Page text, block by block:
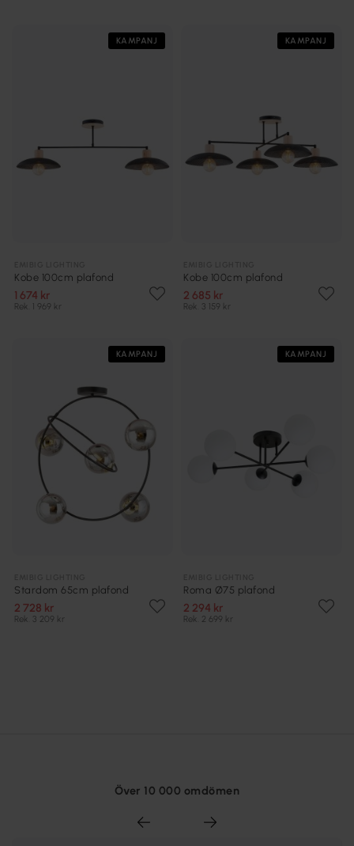
KAMPANJ
Kobe 100cm plafond
1 674 kr
Rek. 1 969 kr
KAMPANJ
Kobe 100cm plafond
2 685 kr
Rek. 3 159 kr
KAMPANJ
Stardom 65cm plafond
2 728 kr
Rek. 3 209 kr
KAMPANJ
Roma Ø75 plafond
2 294 kr
Rek. 2 699 kr
Över 10 000 omdömen